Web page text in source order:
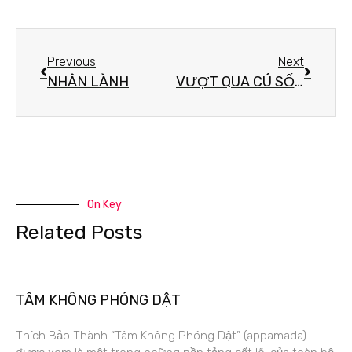
Previous
NHÂN LÀNH
Next
VƯỢT QUA CÚ SỐC TINH THẦN
On Key
Related Posts
TÂM KHÔNG PHÓNG DẬT
Thích Bảo Thành “Tâm Không Phóng Dật” (appamāda)